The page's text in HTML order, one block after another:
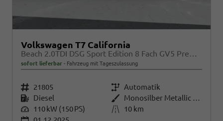
Volkswagen T7 California
Beach 2.0TDI DSG Sport Edition 8 Fach GV5 Premium+
sofort lieferbar Fahrzeug mit Tageszulassung
Fahrzeugnr. 21805 Getriebe Automatik
Kraftstoff Diesel Außenfarbe
Monosilber Metallic / Energetic Orange Metallic
Leistung 110 kW (150 PS) Kilometerstand
10 km